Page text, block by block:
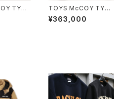
TYPE
TOYS McCOY TYPE
B-3 RWA CLOTHIN
G CO.BLACK VER.
¥363,000